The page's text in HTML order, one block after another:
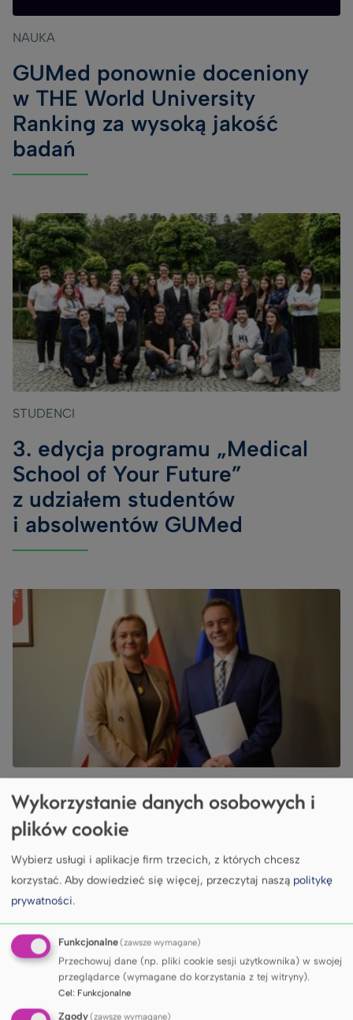
NAUKA
GUMed ponownie doceniony
w THE World University
Ranking za wysoką jakość
badań
STUDENCI
3. edycja programu „Medical
School of Your Future”
z udziałem studentów
i absolwentów GUMed
Dr Adam Polcyn nowym
konsultantem wojewódzkim
w dziedzinie chirurgii
stomatologicznej
Wykorzystanie danych osobowych i
plików cookie
Wybierz usługi i aplikacje firm trzecich, z których chcesz
korzystać. Aby dowiedzieć się więcej, przeczytaj naszą politykę
prywatności.
Funkcjonalne(zawsze wymagane)
Przechowuj dane (np. pliki cookie sesji użytkownika) w swojej
przeglądarce (wymagane do korzystania z tej witryny).
Cel: Funkcjonalne
Zgody(zawsze wymagane)